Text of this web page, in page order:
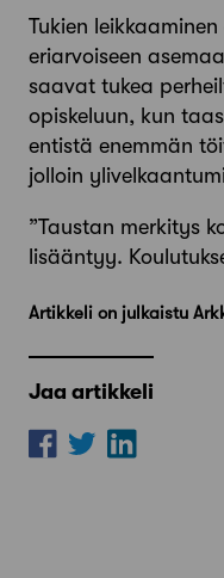
Tukien
eriarvoiseen
saavat tukea
opiskeluun, kun
entistä enemmän
jolloin
”Taustan merkitys
lisääntyy.
Artikkeli on julkaistu
Jaa artikkeli